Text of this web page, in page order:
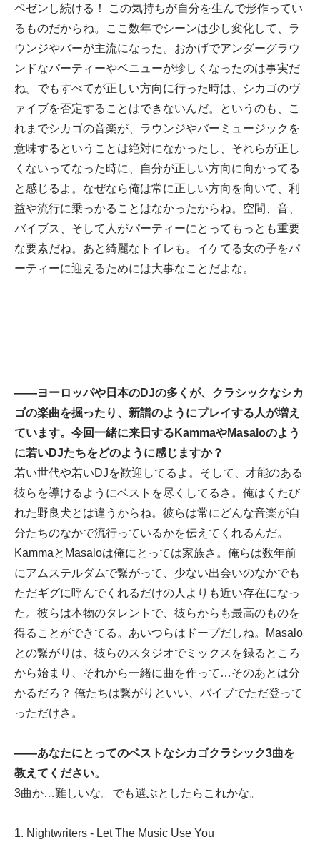
ペゼンし続ける！ この気持ちが自分を生んで形作ってい
るものだからね。ここ数年でシーンは少し変化して、ラ
ウンジやバーが主流になった。おかげでアンダーグラウ
ンドなパーティーやベニューが珍しくなったのは事実だ
ね。でもすべてが正しい方向に行った時は、シカゴのヴ
ァイブを否定することはできないんだ。というのも、こ
れまでシカゴの音楽が、ラウンジやバーミュージックを
意味するということは絶対になかったし、それらが正し
くないってなった時に、自分が正しい方向に向かってる
と感じるよ。なぜなら俺は常に正しい方向を向いて、利
益や流行に乗っかることはなかったからね。空間、音、
バイブス、そして人がパーティーにとってもっとも重要
な要素だね。あと綺麗なトイレも。イケてる女の子をパ
ーティーに迎えるためには大事なことだよな。
——ヨーロッパや日本のDJの多くが、クラシックなシカ
ゴの楽曲を掘ったり、新譜のようにプレイする人が増え
ています。今回一緒に来日するKammaやMasaloのよう
に若いDJたちをどのように感じますか？
若い世代や若いDJを歓迎してるよ。そして、才能のある
彼らを導けるようにベストを尽くしてるさ。俺はくたび
れた野良犬とは違うからね。彼らは常にどんな音楽が自
分たちのなかで流行っているかを伝えてくれるんだ。
KammaとMasaloは俺にとっては家族さ。俺らは数年前
にアムステルダムで繋がって、少ない出会いのなかでも
ただギグに呼んでくれるだけの人よりも近い存在になっ
た。彼らは本物のタレントで、彼らからも最高のものを
得ることができてる。あいつらはドープだしね。Masalo
との繋がりは、彼らのスタジオでミックスを録るところ
から始まり、それから一緒に曲を作って…そのあとは分
かるだろ？ 俺たちは繋がりといい、バイブでただ登って
っただけさ。
——あなたにとってのベストなシカゴクラシック3曲を
教えてください。
3曲か…難しいな。でも選ぶとしたらこれかな。
1. Nightwriters - Let The Music Use You